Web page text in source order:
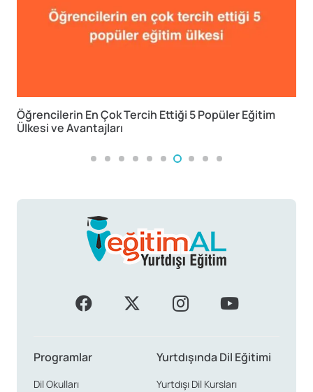
Yurtdışında Lisans Tamamlama
Programlar
Dil Okulları
Yurtdışında Dil Eğitimi
Yurtdışı Dil Kursları